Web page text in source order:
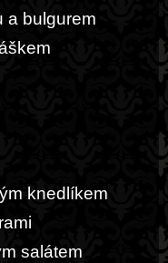
a bulgurem
knedlíkem
salátem